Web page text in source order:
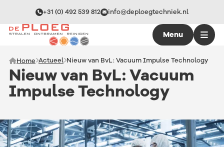
+31 (0) 492 539 812 info@deploegtechniek.nl
Menu
Home Actueel Nieuw van BvL: Vacuum Impulse Technology
Nieuw van BvL: Vacuum
Impulse Technology